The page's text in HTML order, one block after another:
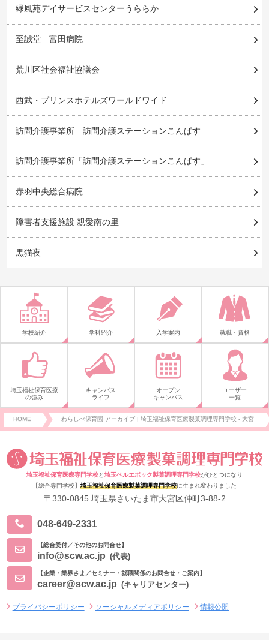
緑風苑デイサービスセンターうららか
至誠堂 富田病院
荒川区社会福祉協議会
西武・プリンスホテルズワールドワイド
訪問介護事業所 訪問介護ステーションこんぱす
訪問介護事業所「訪問介護ステーションこんぱす」
赤羽中央総合病院
障害者支援施設 親愛南の里
黒猫夜
学校紹介 学科紹介 入学案内 就職・資格
埼玉福祉保育医療
の強み
キャンパス
ライフ
オープン
キャンパス
ユーザー
一覧
HOME わらしべ保育園 アーカイブ | 埼玉福祉保育医療製菓調理専門学校 - 大宮
埼玉福祉保育医療専門学校と埼玉ベルエポック製菓調理専門学校がひとつになり
【総合専門学校】 埼玉福祉保育医療製菓調理専門学校に生まれ変わりました
〒330-0845 埼玉県さいたま市大宮区仲町3-88-2
048-649-2331
【総合受付／その他のお問合せ】
info@scw.ac.jp (代表)
【企業・業界さま／セミナー・就職関係のお問合せ・ご案内】
career@scw.ac.jp (キャリアセンター)
プライバシーポリシー ソーシャルメディアポリシー 情報公開